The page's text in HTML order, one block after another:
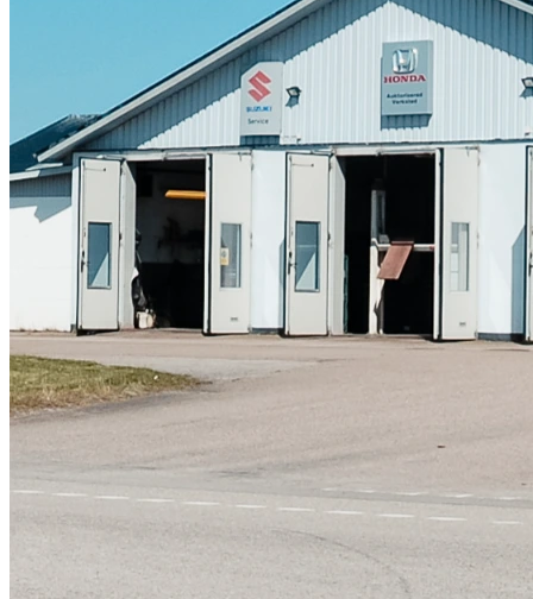
Skadeverkstad